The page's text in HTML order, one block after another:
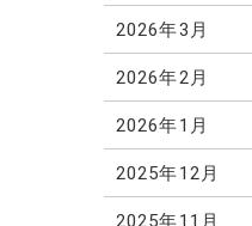
2026年3月
2026年2月
2026年1月
2025年12月
2025年11月